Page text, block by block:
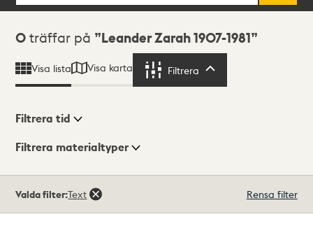
Sökresultat
0 träffar på Leander Zarah 1907-1981
Visa lista Visa karta Filtrera
Visningsläge
Filtrera tid
Filtrera materialtyper
träffar
Valda filter:Text Rensa filter